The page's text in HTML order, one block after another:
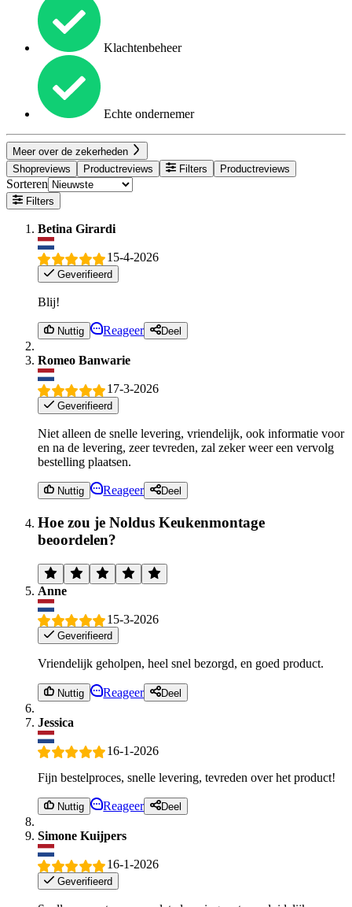
Klachtenbeheer
Echte ondernemer
Meer over de zekerheden
Shopreviews
Productreviews Filters Productreviews
Sorteren
Filters
Betina Girardi
15-4-2026
Geverifieerd
Blij!
Nuttig Reageer Deel
Romeo Banwarie
17-3-2026
Geverifieerd
Niet alleen de snelle levering, vriendelijk, ook informatie voor
en na de levering, zeer tevreden, zal zeker weer een vervolg
bestelling plaatsen.
Nuttig Reageer Deel
Hoe zou je Noldus Keukenmontage
beoordelen?
Anne
15-3-2026
Geverifieerd
Vriendelijk geholpen, heel snel bezorgd, en goed product.
Nuttig Reageer Deel
Jessica
16-1-2026
Fijn bestelproces, snelle levering, tevreden over het product!
Nuttig Reageer Deel
Simone Kuijpers
16-1-2026
Geverifieerd